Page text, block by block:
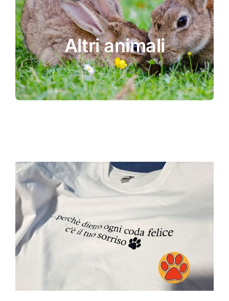
Altri animali